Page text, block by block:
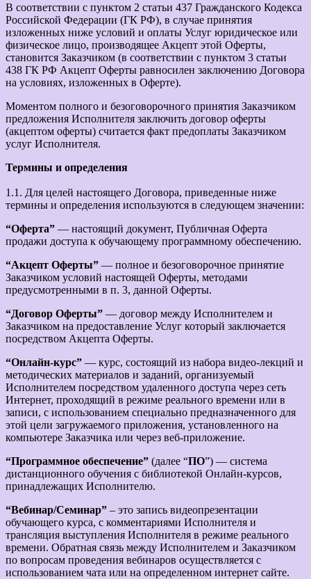
В соответствии с пунктом 2 статьи 437 Гражданского Кодекса
Российской Федерации (ГК РФ), в случае принятия
изложенных ниже условий и оплаты Услуг юридическое или
физическое лицо, производящее Акцепт этой Оферты,
становится Заказчиком (в соответствии с пунктом 3 статьи
438 ГК РФ Акцепт Оферты равносилен заключению Договора
на условиях, изложенных в Оферте).
Моментом полного и безоговорочного принятия Заказчиком
предложения Исполнителя заключить договор оферты
(акцептом оферты) считается факт предоплаты Заказчиком
услуг Исполнителя.
Термины и определения
1.1. Для целей настоящего Договора, приведенные ниже
термины и определения используются в следующем значении:
“Оферта” — настоящий документ, Публичная Оферта
продажи доступа к обучающему программному обеспечению.
“Акцепт Оферты” — полное и безоговорочное принятие
Заказчиком условий настоящей Оферты, методами
предусмотренными в п. 3, данной Оферты.
“Договор Оферты” — договор между Исполнителем и
Заказчиком на предоставление Услуг который заключается
посредством Акцепта Оферты.
“Онлайн-курс” — курс, состоящий из набора видео-лекций и
методических материалов и заданий, организуемый
Исполнителем посредством удаленного доступа через сеть
Интернет, проходящий в режиме реального времени или в
записи, с использованием специально предназначенного для
этой цели загружаемого приложения, установленного на
компьютере Заказчика или через веб-приложение.
“Программное обеспечение” (далее “ПО”) — система
дистанционного обучения с библиотекой Онлайн-курсов,
принадлежащих Исполнителю.
“Вебинар/Семинар” – это запись видеопрезентации
обучающего курса, с комментариями Исполнителя и
трансляция выступления Исполнителя в режиме реального
времени. Обратная связь между Исполнителем и Заказчиком
по вопросам проведения вебинаров осуществляется с
использованием чата или на определенном интернет сайте.